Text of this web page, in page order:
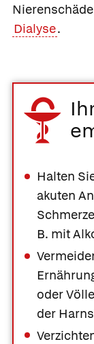
Dialyse.
Halten
akuten
B. mit
oder
der